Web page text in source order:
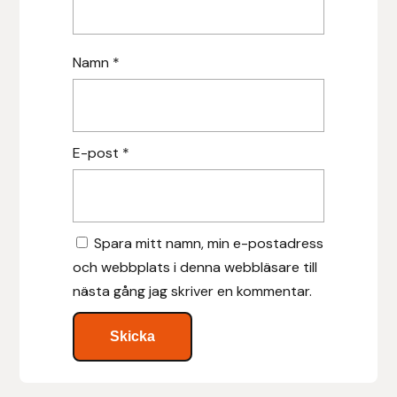
Namn *
E-post *
Spara mitt namn, min e-postadress
och webbplats i denna webbläsare till
nästa gång jag skriver en kommentar.
Mias Ridsport
Mountain Horse
Muck Boot Company